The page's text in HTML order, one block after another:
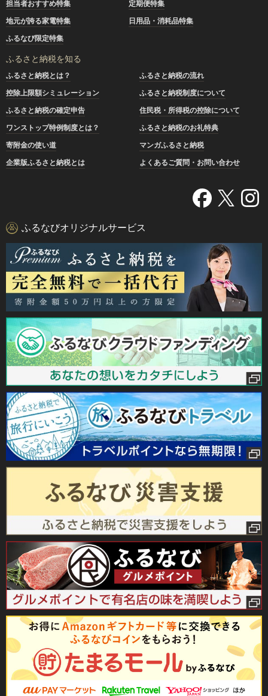
担当者おすすめ特集
定期便特集
地元が誇る家電特集
日用品・消耗品特集
ふるなび限定特集
ふるさと納税を知る
ふるさと納税とは？
ふるさと納税の流れ
控除上限額シミュレーション
ふるさと納税制度について
ふるさと納税の確定申告
住民税・所得税の控除について
ワンストップ特例制度とは？
ふるさと納税のお礼特典
寄附金の使い道
マンガふるさと納税
企業版ふるさと納税とは
よくあるご質問・お問い合わせ
ふるなびオリジナルサービス